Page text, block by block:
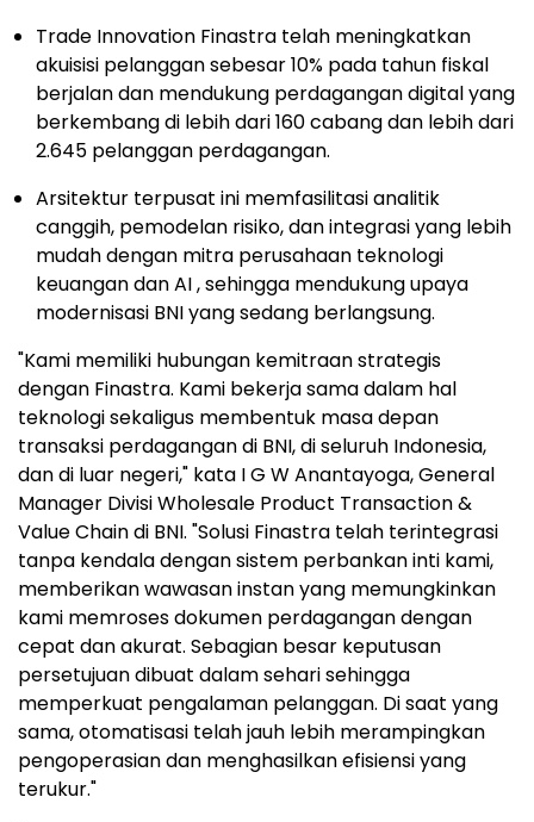
Trade Innovation Finastra telah meningkatkan
akuisisi pelanggan sebesar 10% pada tahun fiskal
berjalan dan mendukung perdagangan digital yang
berkembang di lebih dari 160 cabang dan lebih dari
2.645 pelanggan perdagangan.
Arsitektur terpusat ini memfasilitasi analitik
canggih, pemodelan risiko, dan integrasi yang lebih
mudah dengan mitra perusahaan teknologi
keuangan dan AI , sehingga mendukung upaya
modernisasi BNI yang sedang berlangsung.
"Kami memiliki hubungan kemitraan strategis
dengan Finastra. Kami bekerja sama dalam hal
teknologi sekaligus membentuk masa depan
transaksi perdagangan di BNI, di seluruh Indonesia,
dan di luar negeri," kata I G W Anantayoga, General
Manager Divisi Wholesale Product Transaction &
Value Chain di BNI. "Solusi Finastra telah terintegrasi
tanpa kendala dengan sistem perbankan inti kami,
memberikan wawasan instan yang memungkinkan
kami memroses dokumen perdagangan dengan
cepat dan akurat. Sebagian besar keputusan
persetujuan dibuat dalam sehari sehingga
memperkuat pengalaman pelanggan. Di saat yang
sama, otomatisasi telah jauh lebih merampingkan
pengoperasian dan menghasilkan efisiensi yang
terukur."